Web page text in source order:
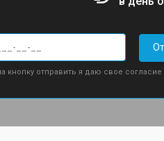
кнопку отправить я даю свое согласие